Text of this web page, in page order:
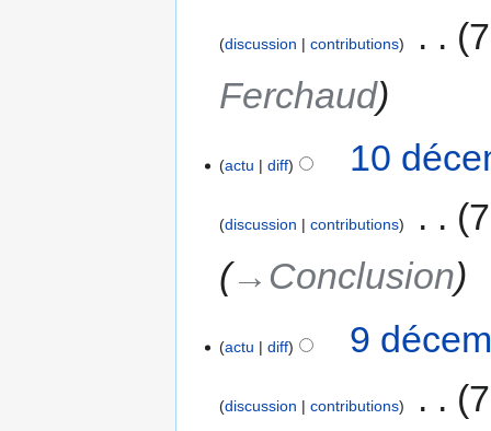
discussion contributions
Ferchaud
actu diff 10
discussion contributions
→‎Conclusion
actu diff 9
discussion contributions